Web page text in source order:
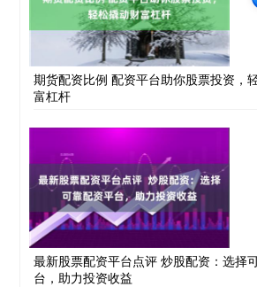
期货配资比例 配资平台助你股票投资，
富杠杆
最新股票配资平台点评 炒股配资：选择
台，助力投资收益